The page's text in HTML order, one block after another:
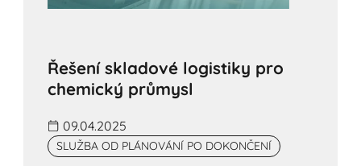
Řešení skladové logistiky pro
chemický průmysl
09.04.2025
SLUŽBA OD PLÁNOVÁNÍ PO DOKONČENÍ